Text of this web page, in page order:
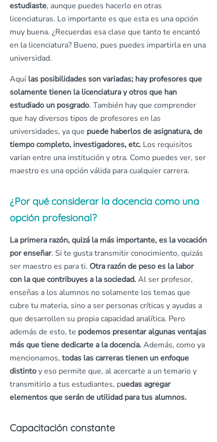
estudiaste, aunque puedes hacerlo en otras
licenciaturas. Lo importante es que esta es una opción
muy buena. ¿Recuerdas esa clase que tanto te encantó
en la licenciatura? Bueno, pues puedes impartirla en una
universidad.
Aquílas posibilidades son variadas; hay profesores que
solamente tienen la licenciatura y otros que han
estudiado un posgrado. También hay que comprender
que hay diversos tipos de profesores en las
universidades, ya que puede haberlos de asignatura, de
tiempo completo, investigadores, etc. Los requisitos
varían entre una institución y otra. Como puedes ver, ser
maestro es una opción válida para cualquier carrera.
¿Por qué considerar la docencia como una
opción profesional?
La primera razón, quizá la más importante, es la vocación
por enseñar. Si te gusta transmitir conocimiento, quizás
ser maestro es para ti. Otra razón de peso es la labor
con la que contribuyes a la sociedad.Al ser profesor,
enseñas a los alumnos no solamente los temas que
cubre tu materia, sino a ser personas críticas y ayudas a
que desarrollen su propia capacidad analítica. Pero
además de esto, te podemos presentar algunas ventajas
más que tiene dedicarte a la docencia.Además, como ya
mencionamos, todas las carreras tienen un enfoque
distintoy eso permite que, al acercarte a un temario y
transmitirlo a tus estudiantes, puedas agregar
elementos que serán de utilidad para tus alumnos.
Capacitación constante